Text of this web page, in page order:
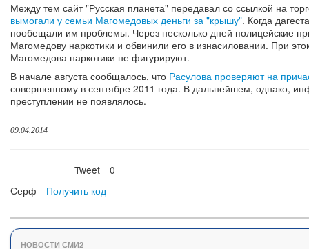
Между тем сайт "Русская планета" передавал со ссылкой на
вымогали у семьи Магомедовых деньги за "крышу". Когда
пообещали им проблемы. Через несколько дней полицейские
Магомедову наркотики и обвинили его в изнасиловании. При
Магомедова наркотики не фигурируют.
В начале августа сообщалось, что Расулова проверяют на
совершенному в сентябре 2011 года. В дальнейшем, однако,
преступлении не появлялось.
09.04.2014
Tweet
0
Серф
Получить код
НОВОСТИ СМИ2